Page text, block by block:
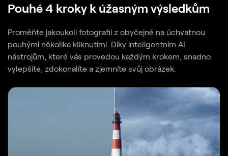
Pouhé 4 kroky k úžasným výsledkům
Proměňte jakoukoli fotografii z obyčejné na úchvatnou
pouhými několika kliknutími. Díky inteligentním AI
nástrojům, které vás provedou každým krokem, snadno
vylepšíte, zdokonalíte a zjemníte svůj obrázek.